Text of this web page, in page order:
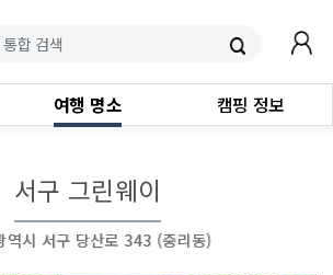
여행 명소 캠핑 정보
서구 그린웨이
역시 서구 당산로 343 (중리동)